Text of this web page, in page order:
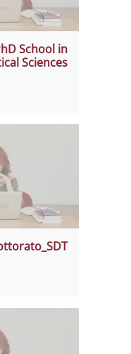
School in
Sciences